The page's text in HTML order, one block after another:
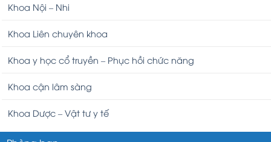
Khoa Nội – Nhi
Khoa Liên chuyên khoa
Khoa y học cổ truyền – Phục hồi chức năng
Khoa cận lâm sàng
Khoa Dược – Vật tư y tế